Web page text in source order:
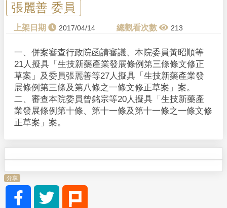
V
i
d
e
張麗善 委員
2017/04/14 213
一、併案審查行政院函請審議、本院委員黃昭順等
21人擬具「生技新藥產業發展條例第三條條文修正
草案」及委員張麗善等27人擬具「生技新藥產業發
展條例第三條及第八條之一條文修正草案」案。
二、審查本院委員曾銘宗等20人擬具「生技新藥產
業發展條例第十條、第十一條及第十一條之一條文修
正草案」案。
分享